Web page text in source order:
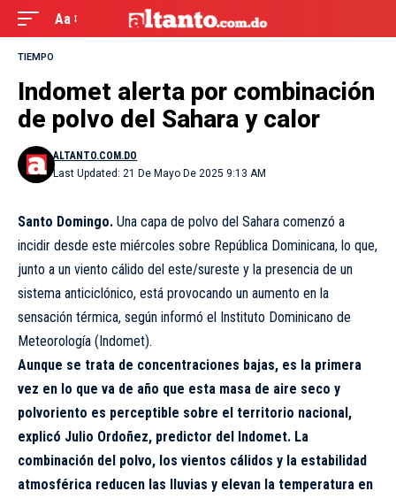
Aa
TIEMPO
Indomet alerta por combinación
de polvo del Sahara y calor
Last Updated: 21 De Mayo De 2025 9:13 AM
ALTANTO.COM.DO
Santo Domingo. Una capa de polvo del Sahara comenzó a
incidir desde este miércoles sobre República Dominicana, lo que,
junto a un viento cálido del este/sureste y la presencia de un
sistema anticiclónico, está provocando un aumento en la
sensación térmica, según informó el Instituto Dominicano de
Meteorología (Indomet).
Aunque se trata de concentraciones bajas, es la primera
vez en lo que va de año que esta masa de aire seco y
polvoriento es perceptible sobre el territorio nacional,
explicó Julio Ordoñez, predictor del Indomet. La
combinación del polvo, los vientos cálidos y la estabilidad
atmosférica reducen las lluvias y elevan la temperatura en